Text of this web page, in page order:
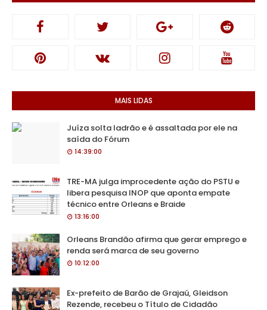
MAIS LIDAS
Juíza solta ladrão e é assaltada por ele na
saída do Fórum
14:39:00
TRE-MA julga improcedente ação do PSTU e
libera pesquisa INOP que aponta empate
técnico entre Orleans e Braide
13:16:00
Orleans Brandão afirma que gerar emprego e
renda será marca de seu governo
10:12:00
Ex-prefeito de Barão de Grajaú, Gleidson
Rezende, recebeu o Título de Cidadão